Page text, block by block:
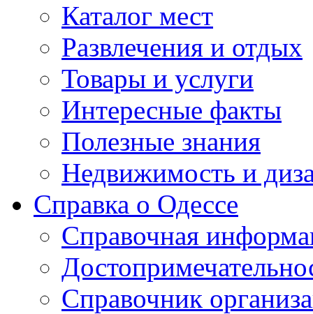
Каталог мест
Развлечения и отдых
Товары и услуги
Интересные факты
Полезные знания
Недвижимость и
Справка о Одессе
Справочная
Справочник